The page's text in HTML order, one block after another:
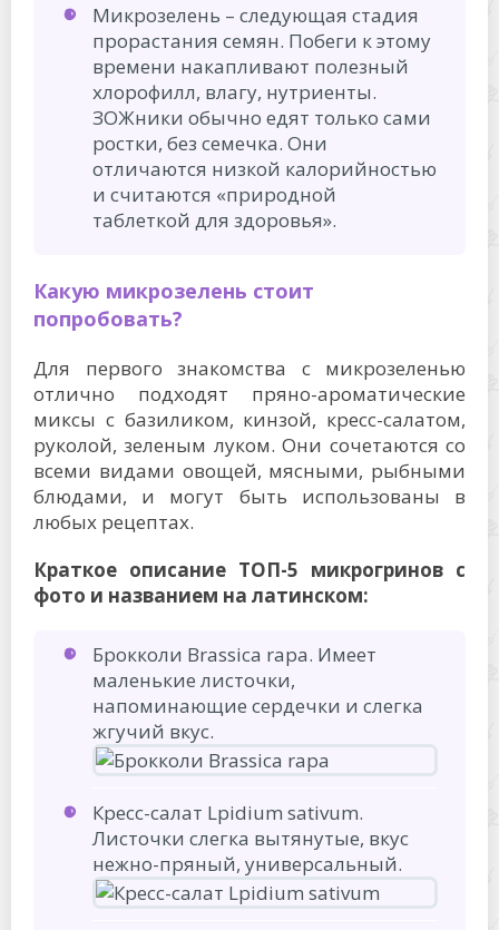
Микрозелень – следующая стадия
прорастания семян. Побеги к этому
времени накапливают полезный
хлорофилл, влагу, нутриенты.
ЗОЖники обычно едят только сами
ростки, без семечка. Они
отличаются низкой калорийностью
и считаются «природной
таблеткой для здоровья».
Какую микрозелень стоит
попробовать?
Для первого знакомства с микрозеленью
отлично подходят пряно-ароматические
миксы с базиликом, кинзой, кресс-салатом,
руколой, зеленым луком. Они сочетаются со
всеми видами овощей, мясными, рыбными
блюдами, и могут быть использованы в
любых рецептах.
Краткое описание ТОП-5 микрогринов с
фото и названием на латинском:
Брокколи Brassica rapa. Имеет
маленькие листочки,
напоминающие сердечки и слегка
жгучий вкус.
Кресс-салат Lpidium sativum.
Листочки слегка вытянутые, вкус
нежно-пряный, универсальный.